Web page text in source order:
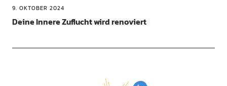
9. OKTOBER 2024
Deine Innere Zuflucht wird renoviert